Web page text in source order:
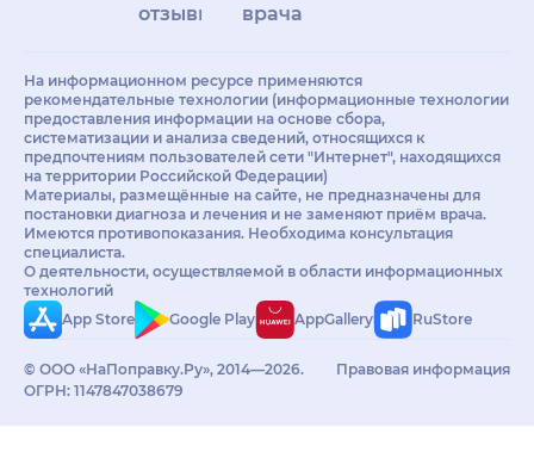
отзывы
врачам
На информационном ресурсе применяются
рекомендательные технологии (информационные технологии
предоставления информации на основе сбора,
систематизации и анализа сведений, относящихся к
предпочтениям пользователей сети "Интернет", находящихся
на территории Российской Федерации)
Материалы, размещённые на сайте, не предназначены для
постановки диагноза и лечения и не заменяют приём врача.
Имеются противопоказания. Необходима консультация
специалиста.
О деятельности, осуществляемой в области информационных
технологий
App Store
Google Play AppGallery RuStore
© ООО «НаПоправку.Ру», 2014—2026.
ОГРН: 1147847038679
Правовая информация